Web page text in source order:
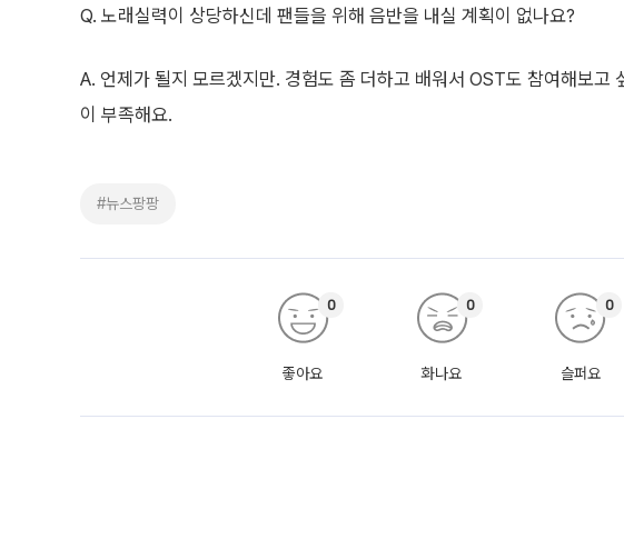
Q. 노래실력이 상당하신데 팬들을 위해 음반을 내실 계획이 없나요?
A. 언제가 될지 모르겠지만. 경험도 좀 더하고 배워서 OST도 참여해보고
이 부족해요.
#뉴스팡팡
좋아요
0
화나요
0
슬퍼요
0